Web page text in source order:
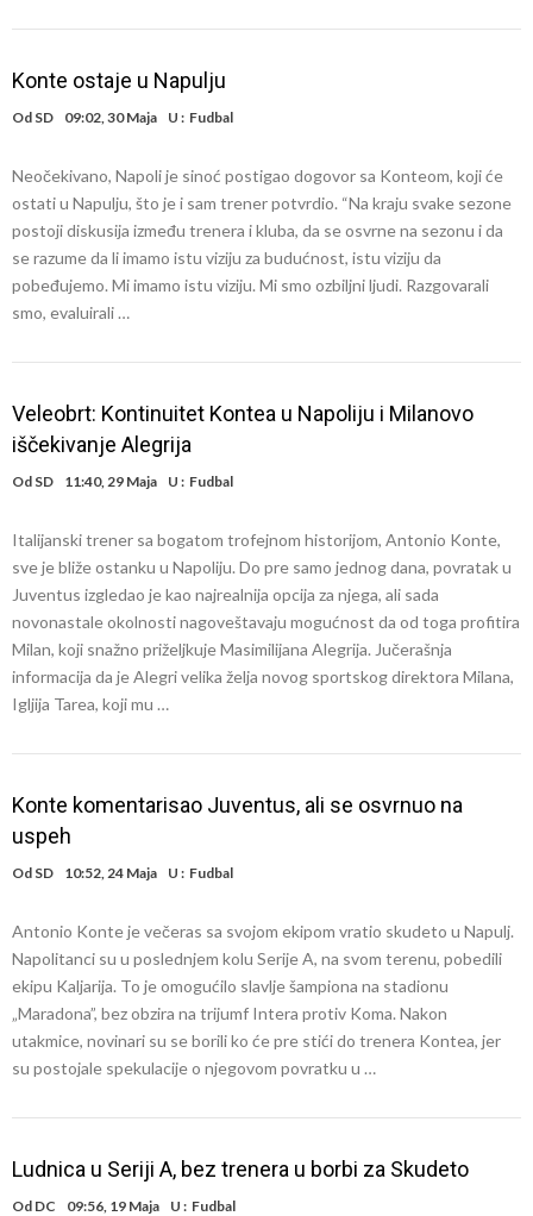
Konte ostaje u Napulju
Od SD 09:02, 30 Maja U : Fudbal
Neočekivano, Napoli je sinoć postigao dogovor sa Konteom, koji će
ostati u Napulju, što je i sam trener potvrdio. “Na kraju svake sezone
postoji diskusija između trenera i kluba, da se osvrne na sezonu i da
se razume da li imamo istu viziju za budućnost, istu viziju da
pobeđujemo. Mi imamo istu viziju. Mi smo ozbiljni ljudi. Razgovarali
smo, evaluirali …
Veleobrt: Kontinuitet Kontea u Napoliju i Milanovo
iščekivanje Alegrija
Od SD 11:40, 29 Maja U : Fudbal
Italijanski trener sa bogatom trofejnom historijom, Antonio Konte,
sve je bliže ostanku u Napoliju. Do pre samo jednog dana, povratak u
Juventus izgledao je kao najrealnija opcija za njega, ali sada
novonastale okolnosti nagoveštavaju mogućnost da od toga profitira
Milan, koji snažno priželjkuje Masimilijana Alegrija. Jučerašnja
informacija da je Alegri velika želja novog sportskog direktora Milana,
Igljija Tarea, koji mu …
Konte komentarisao Juventus, ali se osvrnuo na
uspeh
Od SD 10:52, 24 Maja U : Fudbal
Antonio Konte je večeras sa svojom ekipom vratio skudeto u Napulj.
Napolitanci su u poslednjem kolu Serije A, na svom terenu, pobedili
ekipu Kaljarija. To je omogućilo slavlje šampiona na stadionu
„Maradona”, bez obzira na trijumf Intera protiv Koma. Nakon
utakmice, novinari su se borili ko će pre stići do trenera Kontea, jer
su postojale spekulacije o njegovom povratku u …
Ludnica u Seriji A, bez trenera u borbi za Skudeto
Od DC 09:56, 19 Maja U : Fudbal